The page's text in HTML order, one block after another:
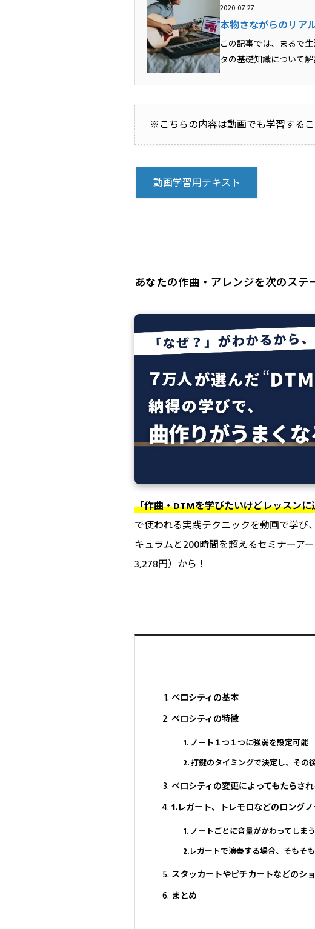
2020.07.27
本物さながらのリア
この記事では、まるで
タの基礎知識について
※こちらの内容は動画でも学習するこ
動画学習用テキスト
あなたの作曲・アレンジを次のステ
「作曲・DTMを学びたいけどレッスンに
で使われる実践テクニックを動画で学び
キュラムと200時間を超えるセミナーア
3,278円）から！
ベロシティの基本
ベロシティの特徴
1. ノート１つ１つに強弱を設定可能
2. 打鍵のタイミングで決定し、その
ベロシティの変更によってもたらさ
1.レガート、トレモロなどのロング
1. ノートごとに音量がかわってしま
2.レガートで演奏する場合、そもそ
スタッカートやピチカートなどのシ
まとめ